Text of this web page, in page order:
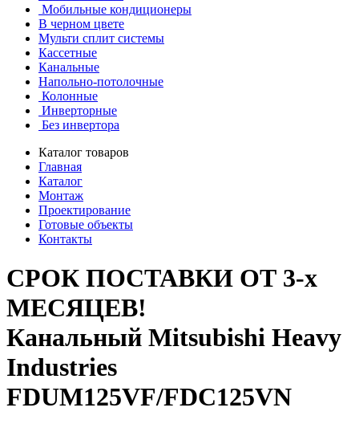
Мобильные кондиционеры
В черном цвете
Мульти сплит системы
Кассетные
Канальные
Напольно-потолочные
Колонные
Инверторные
Без инвертора
Каталог товаров
Главная
Каталог
Монтаж
Проектирование
Готовые объекты
Контакты
СРОК ПОСТАВКИ ОТ 3-х
МЕСЯЦЕВ!
Канальный Mitsubishi Heavy
Industries
FDUM125VF/FDC125VN